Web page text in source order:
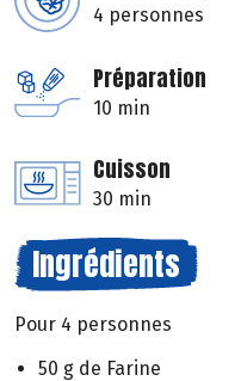
4 personnes
Préparation
10 min
Cuisson
30 min
Ingrédients
Pour 4 personnes
50 g de Farine